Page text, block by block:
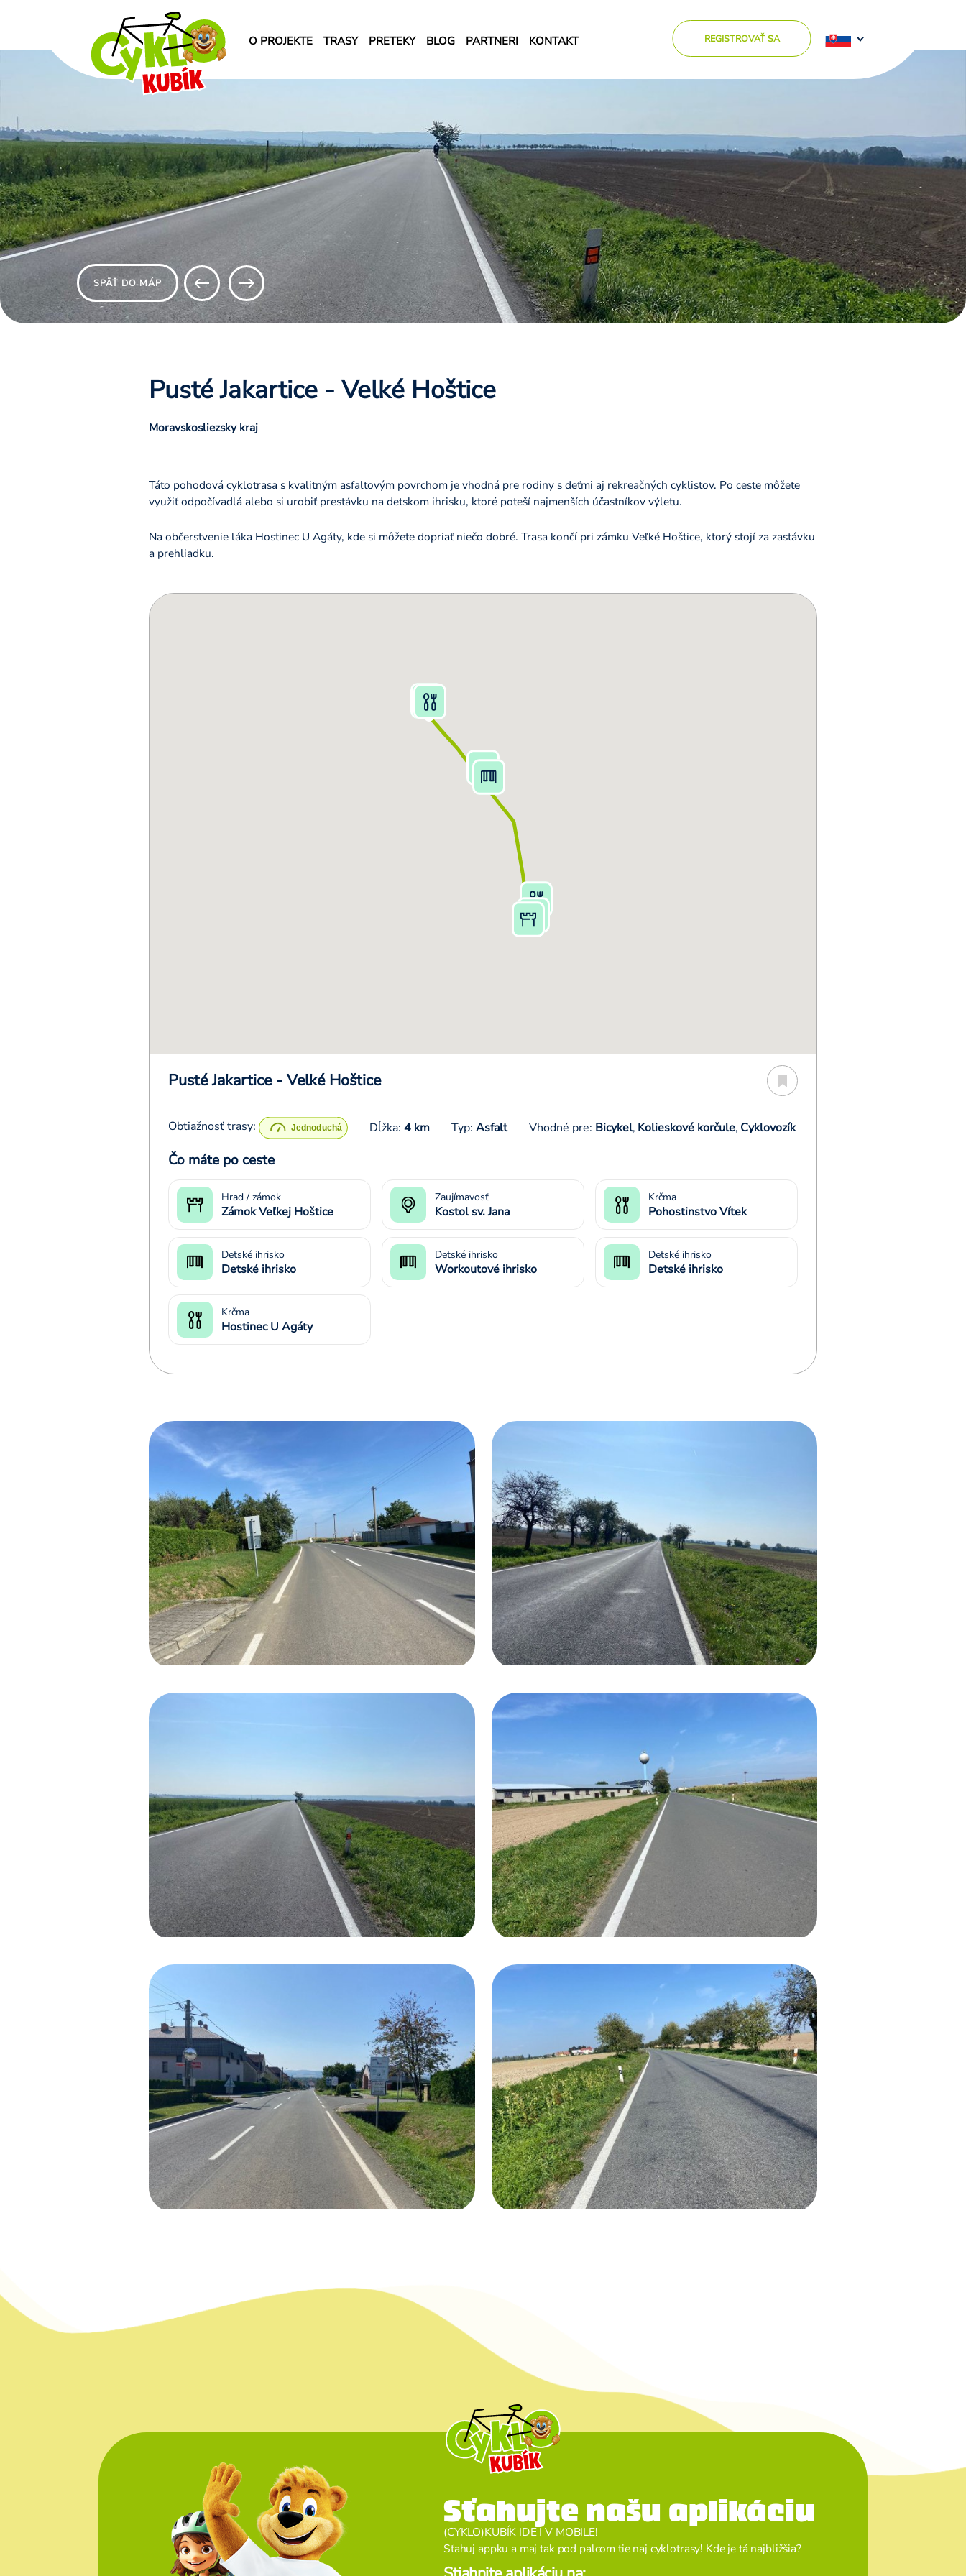
O PROJEKTE TRASY PRETEKY BLOG PARTNERI KONTAKT REGISTROVAŤ SA
SPÄŤ DO MÁP
Pusté Jakartice - Velké Hoštice
Moravskosliezsky kraj
Táto pohodová cyklotrasa s kvalitným asfaltovým povrchom je vhodná pre rodiny s deťmi aj rekreačných cyklistov. Po ceste môžete
využiť odpočívadlá alebo si urobiť prestávku na detskom ihrisku, ktoré poteší najmenších účastníkov výletu.
Na občerstvenie láka Hostinec U Agáty, kde si môžete dopriať niečo dobré. Trasa končí pri zámku Veľké Hoštice, ktorý stojí za zastávku
a prehliadku.
Pusté Jakartice - Velké Hoštice
Obtiažnosť trasy: Dĺžka: 4 km Typ: Asfalt Vhodné pre: Bicykel, Kolieskové korčule, Cyklovozík
Čo máte po ceste
Hrad / zámok
Zámok Veľkej Hoštice
Zaujímavosť
Kostol sv. Jana
Krčma
Pohostinstvo Vítek
Detské ihrisko
Detské ihrisko
Detské ihrisko
Workoutové ihrisko
Detské ihrisko
Detské ihrisko
Krčma
Hostinec U Agáty
Sťahujte našu aplikáciu
(CYKLO)KUBÍK IDE I V MOBILE!
Sťahuj appku a maj tak pod palcom tie naj cyklotrasy! Kde je tá najbližšia?